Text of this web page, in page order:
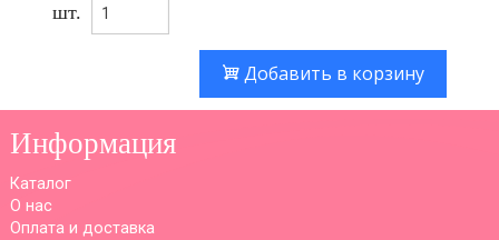
шт.
Добавить в корзину
Информация
Каталог
О нас
Оплата и доставка